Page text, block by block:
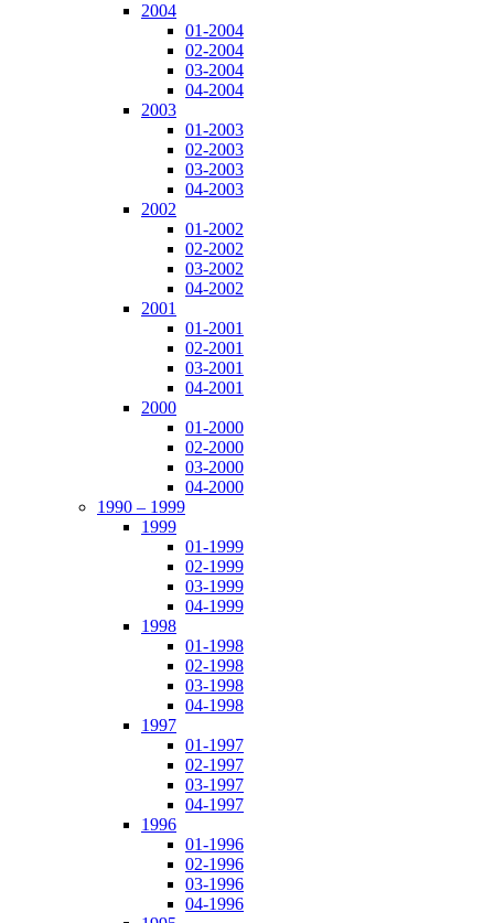
2004
01-2004
02-2004
03-2004
04-2004
2003
01-2003
02-2003
03-2003
04-2003
2002
01-2002
02-2002
03-2002
04-2002
2001
01-2001
02-2001
03-2001
04-2001
2000
01-2000
02-2000
03-2000
04-2000
1990 – 1999
1999
01-1999
02-1999
03-1999
04-1999
1998
01-1998
02-1998
03-1998
04-1998
1997
01-1997
02-1997
03-1997
04-1997
1996
01-1996
02-1996
03-1996
04-1996